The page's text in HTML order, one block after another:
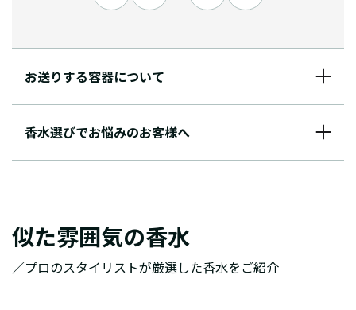
お送りする容器について
香水選びでお悩みのお客様へ
似た雰囲気の香水
／プロのスタイリストが厳選した香水をご紹介